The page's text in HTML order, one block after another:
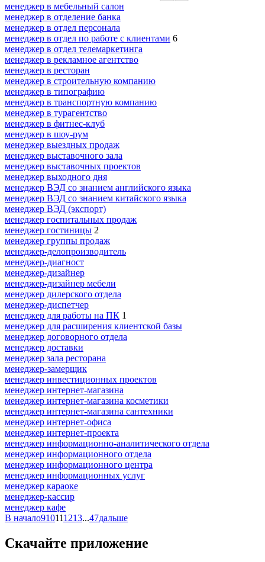
менеджер в мебельный салон
менеджер в отделение банка
менеджер в отдел персонала
менеджер в отдел по работе с клиентами 6
менеджер в отдел телемаркетинга
менеджер в рекламное агентство
менеджер в ресторан
менеджер в строительную компанию
менеджер в типографию
менеджер в транспортную компанию
менеджер в турагентство
менеджер в фитнес-клуб
менеджер в шоу-рум
менеджер выездных продаж
менеджер выставочного зала
менеджер выставочных проектов
менеджер выходного дня
менеджер ВЭД со знанием английского языка
менеджер ВЭД со знанием китайского языка
менеджер ВЭД (экспорт)
менеджер госпитальных продаж
менеджер гостиницы 2
менеджер группы продаж
менеджер-делопроизводитель
менеджер-диагност
менеджер-дизайнер
менеджер-дизайнер мебели
менеджер дилерского отдела
менеджер-диспетчер
менеджер для работы на ПК 1
менеджер для расширения клиентской базы
менеджер договорного отдела
менеджер доставки
менеджер зала ресторана
менеджер-замерщик
менеджер инвестиционных проектов
менеджер интернет-магазина
менеджер интернет-магазина косметики
менеджер интернет-магазина сантехники
менеджер интернет-офиса
менеджер интернет-проекта
менеджер информационно-аналитического отдела
менеджер информационного отдела
менеджер информационного центра
менеджер информационных услуг
менеджер караоке
менеджер-кассир
менеджер кафе
В начало910111213...47дальше
Скачайте приложение